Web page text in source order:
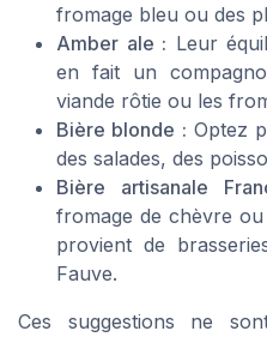
fromage bleu ou des
Amber ale : Leur
en fait un
viande rôtie ou les
Bière blonde : Optez
des salades, des
Bière artisanale
fromage de chèvre
provient de
Fauve.
Ces suggestions ne